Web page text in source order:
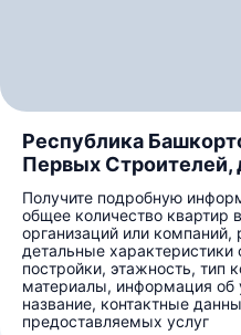
Республика
Первых Строителей,
Получите подробную
общее количество квартир
организаций или
детальные характеристики
постройки, этажность, тип
материалы, информация
название, контактные
предоставляемых услуг